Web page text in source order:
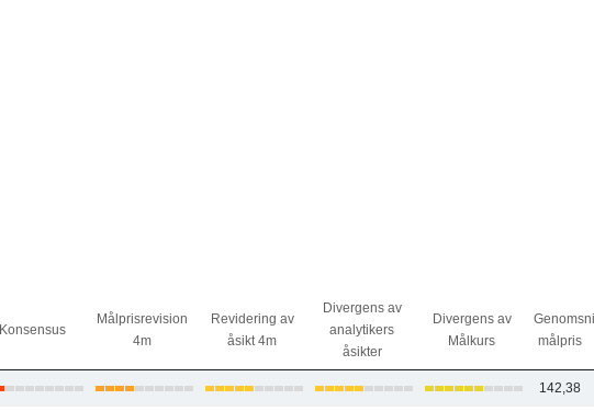
Konsensus
Målprisrevision
4m
Revidering av
åsikt 4m
Divergens av
analytikers
åsikter
Divergens av
Målkurs
målpris
142,38